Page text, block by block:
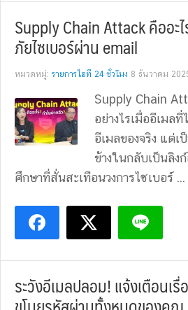
Supply Chain Attack คืออะ
ภัยไซเบอร์ผ่าน email
หมวดหมู่: รายการไอที 24 ชั่วโมง 8 ธันวาคม
Supply Chain
อย่างไรเมื่ออีเมล
อีเมลของจริง แต่
ข้างในกลับเป็นลิง
ศึกษาที่สั่นสะเทือนวงการไซเบอร์ ...
ระวังอีเมลปลอม! แจ้งเตือนเ